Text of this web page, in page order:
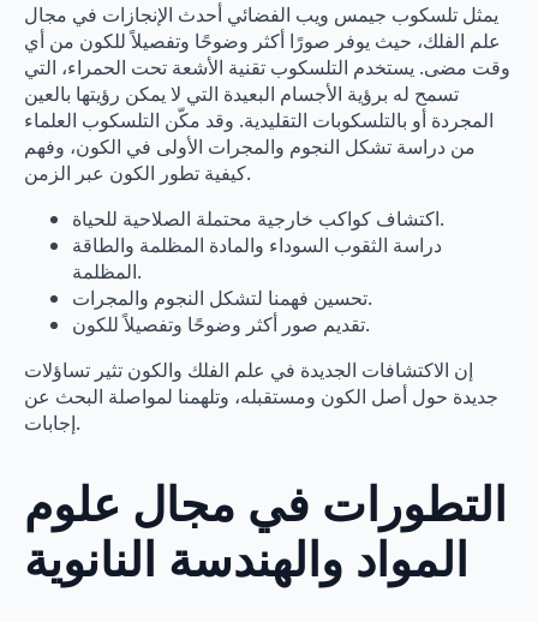
يمثل تلسكوب جيمس ويب الفضائي أحدث الإنجازات في مجال
علم الفلك، حيث يوفر صورًا أكثر وضوحًا وتفصيلاً للكون من أي
وقت مضى. يستخدم التلسكوب تقنية الأشعة تحت الحمراء، التي
تسمح له برؤية الأجسام البعيدة التي لا يمكن رؤيتها بالعين
المجردة أو بالتلسكوبات التقليدية. وقد مكّن التلسكوب العلماء
من دراسة تشكل النجوم والمجرات الأولى في الكون، وفهم
كيفية تطور الكون عبر الزمن.
اكتشاف كواكب خارجية محتملة الصلاحية للحياة.
دراسة الثقوب السوداء والمادة المظلمة والطاقة
المظلمة.
تحسين فهمنا لتشكل النجوم والمجرات.
تقديم صور أكثر وضوحًا وتفصيلاً للكون.
إن الاكتشافات الجديدة في علم الفلك والكون تثير تساؤلات
جديدة حول أصل الكون ومستقبله، وتلهمنا لمواصلة البحث عن
إجابات.
التطورات في مجال علوم
المواد والهندسة النانوية